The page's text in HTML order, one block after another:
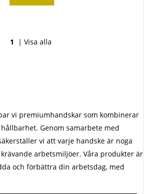
1 | Visa alla
vi premiumhandskar som kombinerar
Genom samarbete med
vi att varje handske är noga
arbetsmiljöer. Våra produkter är
och förbättra din arbetsdag, med